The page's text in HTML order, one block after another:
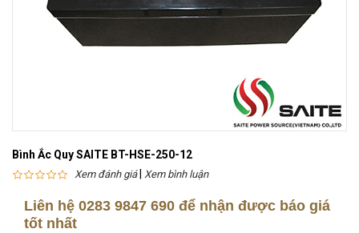
Bình Ắc Quy SAITE BT-HSE-250-12
Xem đánh giá| Xem bình luận
Liên hệ 0283 9847 690 để nhận được báo giá
tốt nhất